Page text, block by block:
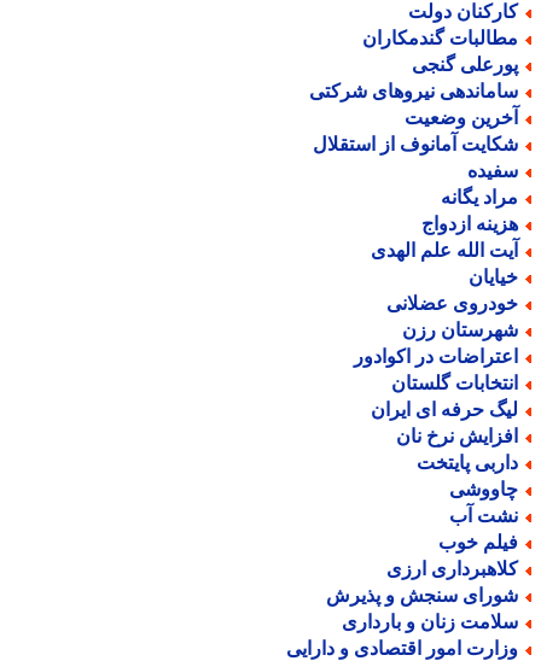
دولت
گندمکاران
گنجی
نیروهای شرکتی
وضعیت
آمانوف از استقلال
یگانه
ازدواج
الله علم الهدی
عضلانی
رزن
در اکوادور
گلستان
حرفه ای ایران
نرخ نان
پایتخت
آب
خوب
ارزی
سنجش و پذیرش
زنان و بارداری
امور اقتصادی و دارایی